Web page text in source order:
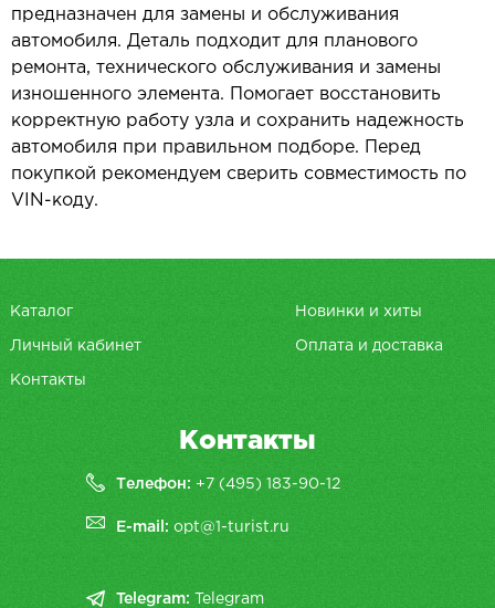
предназначен для замены и обслуживания
автомобиля. Деталь подходит для планового
ремонта, технического обслуживания и замены
изношенного элемента. Помогает восстановить
корректную работу узла и сохранить надежность
автомобиля при правильном подборе. Перед
покупкой рекомендуем сверить совместимость по
VIN-коду.
Каталог Новинки и хиты
Личный кабинет Оплата и доставка
Контакты
Контакты
Телефон: +7 (495) 183-90-12
E-mail:opt@1-turist.ru
Telegram: Telegram